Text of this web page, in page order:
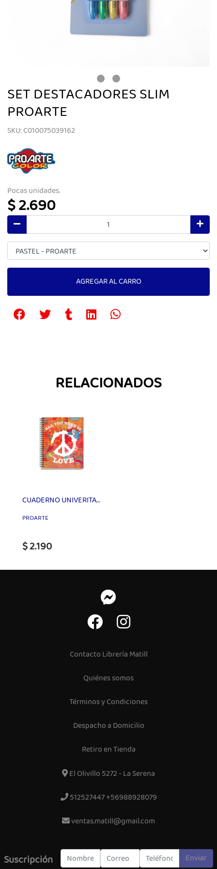
SET DESTACADORES SLIM
PROARTE
SKU: C010075039162
Pocas unidades.
$ 2.690
AGREGAR AL CARRO
RELACIONADOS
CUADERNO UNIVERITARIO COLOR LIFE T/EMPLAC 100H 7mm PROARTE
PROARTE
$ 2.190
Contacto Librería Matill
Quiénes somos
Términos y Condiciones
Despacho a Domicilio
Retiro en Tienda
El Olivillo 5272 - La Serena
512527447 +56988928079
ventas.matill@gmail.com
Suscripción Enviar